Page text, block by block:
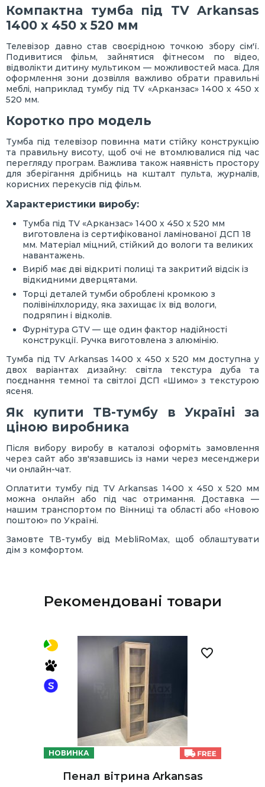
Компактна тумба під TV Arkansas
1400 х 450 х 520 мм
Телевізор давно став своєрідною точкою збору сім'ї.
Подивитися фільм, зайнятися фітнесом по відео,
відволікти дитину мультиком — можливостей маса. Для
оформлення зони дозвілля важливо обрати правильні
меблі, наприклад тумбу під TV «Арканзас» 1400 х 450 х
520 мм.
Коротко про модель
Тумба під телевізор повинна мати стійку конструкцію
та правильну висоту, щоб очі не втомлювалися під час
перегляду програм. Важлива також наявність простору
для зберігання дрібниць на кшталт пульта, журналів,
корисних перекусів під фільм.
Характеристики виробу:
Тумба під TV «Арканзас» 1400 х 450 х 520 мм
виготовлена із сертифікованої ламінованої ДСП 18
мм. Матеріал міцний, стійкий до вологи та великих
навантажень.
Виріб має дві відкриті полиці та закритий відсік із
відкидними дверцятами.
Торці деталей тумби оброблені кромкою з
полівінілхлориду, яка захищає їх від вологи,
подряпин і відколів.
Фурнітура GTV — ще один фактор надійності
конструкції. Ручка виготовлена з алюмінію.
Тумба під TV Arkansas 1400 х 450 х 520 мм доступна у
двох варіантах дизайну: світла текстура дуба та
поєднання темної та світлої ДСП «Шимо» з текстурою
ясеня.
Як купити ТВ-тумбу в Україні за
ціною виробника
Після вибору виробу в каталозі оформіть замовлення
через сайт або зв'язавшись із нами через месенджери
чи онлайн-чат.
Оплатити тумбу під TV Arkansas 1400 х 450 х 520 мм
можна онлайн або під час отримання. Доставка —
нашим транспортом по Вінниці та області або «Новою
поштою» по Україні.
Замовте ТВ-тумбу від MebliRoMax, щоб облаштувати
дім з комфортом.
Рекомендовані товари
НОВИНКА
Пенал вітрина Arkansas